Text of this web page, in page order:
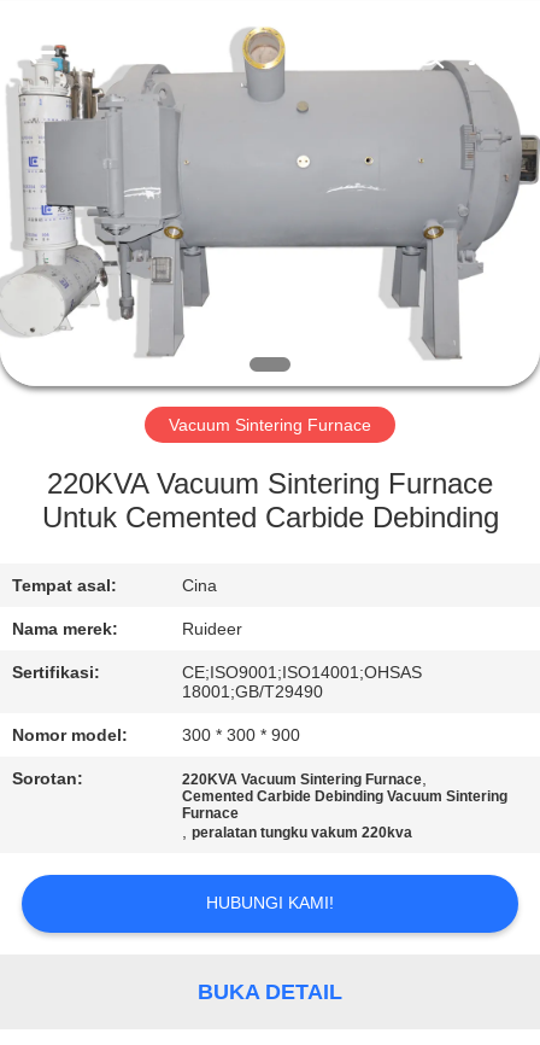
RUMAH
PRODUK
TENTANG
KAMI
TUR
KONTROL
HUBUNGI
KAMI
MINTA
KUTIPAN
KEBIJAKAN
Manufacturing
Co.,Ltd.
All
Rights
Reserved.
Vacuum Sintering Furnace
220KVA Vacuum Sintering Furnace
Untuk Cemented Carbide Debinding
Tempat asal: Cina
Nama merek: Ruideer
Sertifikasi:
CE;ISO9001;ISO14001;OHSAS
18001;GB/T29490
Nomor model: 300 * 300 * 900
Sorotan: 220KVA Vacuum Sintering Furnace,
Cemented Carbide Debinding Vacuum Sintering
Furnace
,peralatan tungku vakum 220kva
HUBUNGI KAMI!
BUKA DETAIL